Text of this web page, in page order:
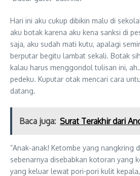
Hari ini aku cukup dibikin malu di
aku botak karena aku kena sanksi di
saja, aku sudah mati kutu, apalagi
berputar begitu lambat sekali. Botak
kalau harus menggondol tulisan ini,
pedeku. Kuputar otak mencari cara
datang.
Baca juga: Surat Terakhir dari
”Anak-anak! Ketombe yang nangkring
sebenarnya disebabkan kotoran yang
yang keluar lewat pori-pori kulit